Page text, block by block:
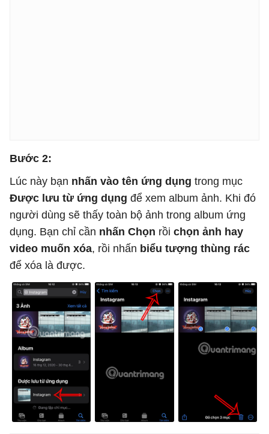
Bước 2:
Lúc này bạn nhấn vào tên ứng dụng trong mục
Được lưu từ ứng dụng để xem album ảnh. Khi đó
người dùng sẽ thấy toàn bộ ảnh trong album ứng
dụng. Bạn chỉ cần nhấn Chọn rồi chọn ảnh hay
video muốn xóa, rồi nhấn biểu tượng thùng rác
để xóa là được.